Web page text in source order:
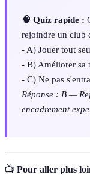
🧠 Quiz rapide :
rejoindre un club
- A) Jouer tout
- B) Améliorer sa
- C) Ne pas
Réponse : B —
encadrement
📺 Pour aller plus